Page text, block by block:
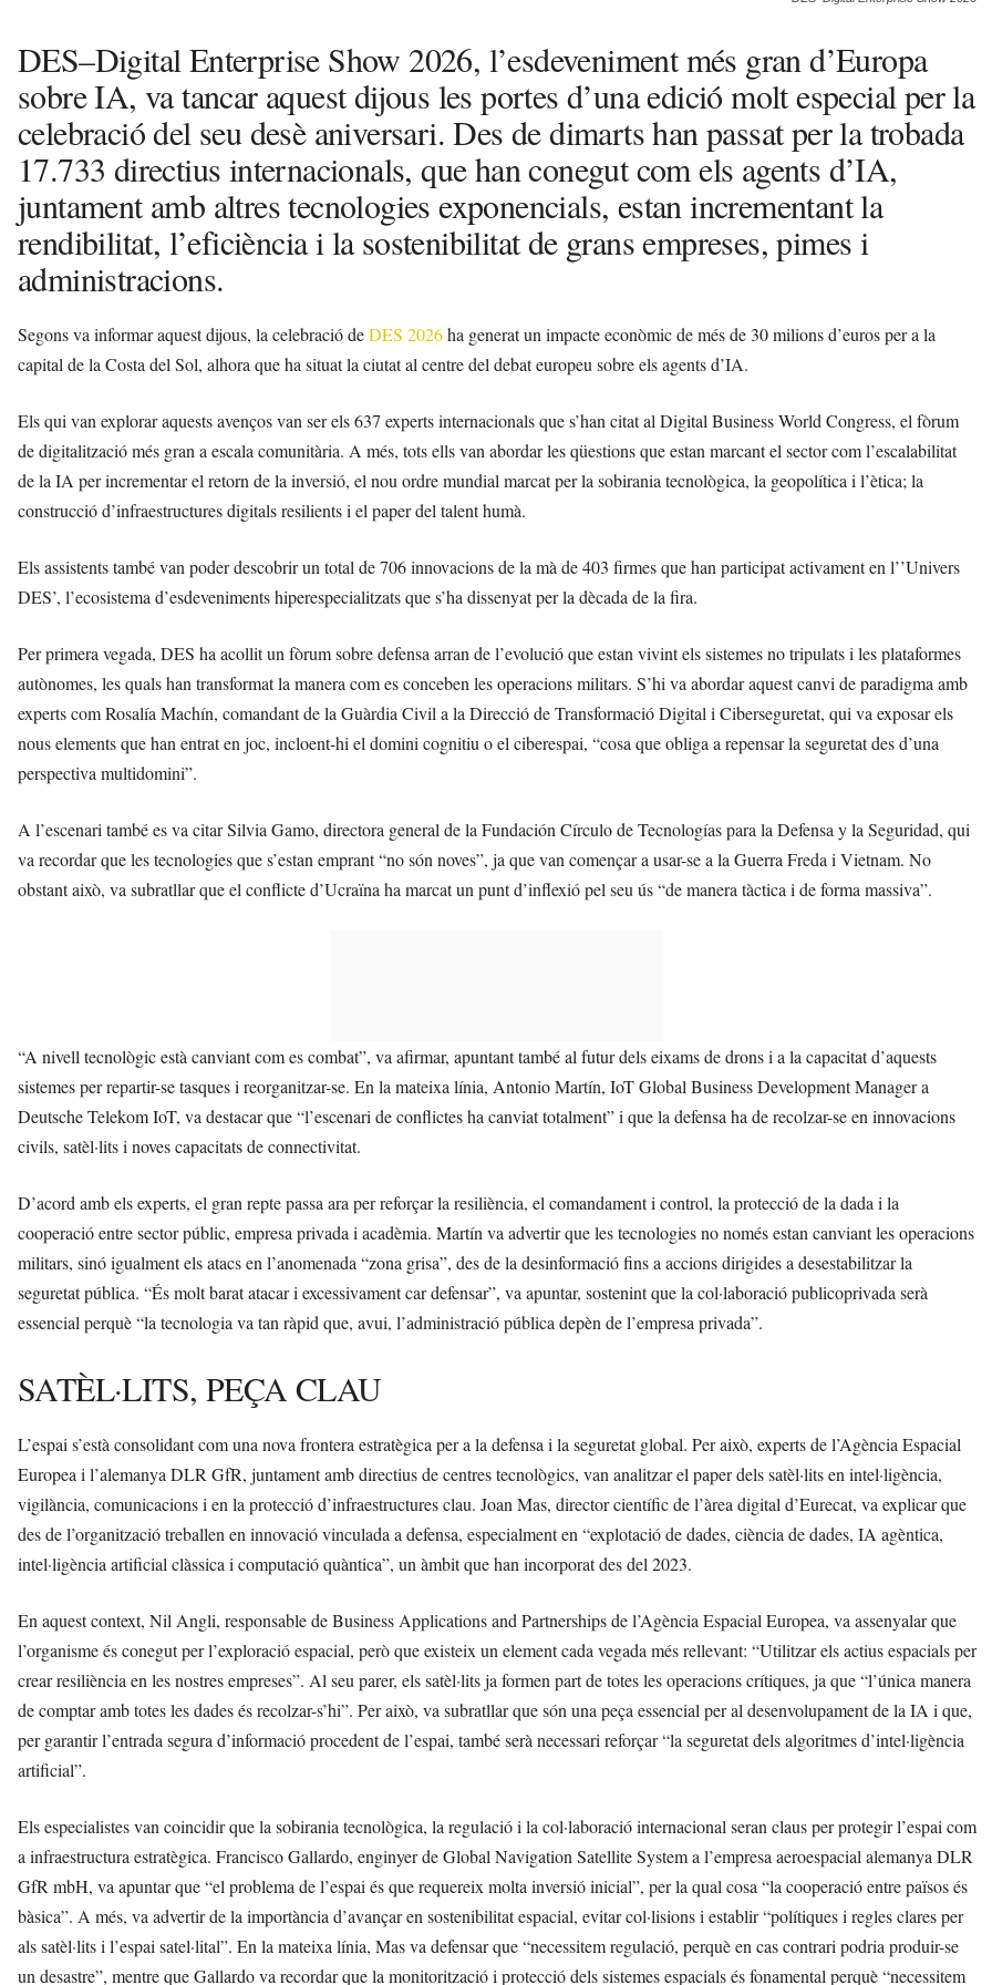
DES–Digital Enterprise Show 2026, l’esdeveniment més gran d’Europa
sobre IA, va tancar aquest dijous les portes d’una edició molt especial per la
celebració del seu desè aniversari. Des de dimarts han passat per la trobada
17.733 directius internacionals, que han conegut com els agents d’IA,
juntament amb altres tecnologies exponencials, estan incrementant la
rendibilitat, l’eficiència i la sostenibilitat de grans empreses, pimes i
administracions.
Segons va informar aquest dijous, la celebració deDES 2026ha generat un impacte econòmic de més de 30 milions d’euros per a la
capital de la Costa del Sol, alhora que ha situat la ciutat al centre del debat europeu sobre els agents d’IA.
Els qui van explorar aquests avenços van ser els 637 experts internacionals que s’han citat al Digital Business World Congress, el fòrum
de digitalització més gran a escala comunitària. A més, tots ells van abordar les qüestions que estan marcant el sector com l’escalabilitat
de la IA per incrementar el retorn de la inversió, el nou ordre mundial marcat per la sobirania tecnològica, la geopolítica i l’ètica; la
construcció d’infraestructures digitals resilients i el paper del talent humà.
Els assistents també van poder descobrir un total de 706 innovacions de la mà de 403 firmes que han participat activament en l’’Univers
DES’, l’ecosistema d’esdeveniments hiperespecialitzats que s’ha dissenyat per la dècada de la fira.
Per primera vegada, DES ha acollit un fòrum sobre defensa arran de l’evolució que estan vivint els sistemes no tripulats i les plataformes
autònomes, les quals han transformat la manera com es conceben les operacions militars. S’hi va abordar aquest canvi de paradigma amb
experts com Rosalía Machín, comandant de la Guàrdia Civil a la Direcció de Transformació Digital i Ciberseguretat, qui va exposar els
nous elements que han entrat en joc, incloent-hi el domini cognitiu o el ciberespai, “cosa que obliga a repensar la seguretat des d’una
perspectiva multidomini”.
A l’escenari també es va citar Silvia Gamo, directora general de la Fundación Círculo de Tecnologías para la Defensa y la Seguridad, qui
va recordar que les tecnologies que s’estan emprant “no són noves”, ja que van començar a usar-se a la Guerra Freda i Vietnam. No
obstant això, va subratllar que el conflicte d’Ucraïna ha marcat un punt d’inflexió pel seu ús “de manera tàctica i de forma massiva”.
“A nivell tecnològic està canviant com es combat”, va afirmar, apuntant també al futur dels eixams de drons i a la capacitat d’aquests
sistemes per repartir-se tasques i reorganitzar-se. En la mateixa línia, Antonio Martín, IoT Global Business Development Manager a
Deutsche Telekom IoT, va destacar que “l’escenari de conflictes ha canviat totalment” i que la defensa ha de recolzar-se en innovacions
civils, satèl·lits i noves capacitats de connectivitat.
D’acord amb els experts, el gran repte passa ara per reforçar la resiliència, el comandament i control, la protecció de la dada i la
cooperació entre sector públic, empresa privada i acadèmia. Martín va advertir que les tecnologies no només estan canviant les operacions
militars, sinó igualment els atacs en l’anomenada “zona grisa”, des de la desinformació fins a accions dirigides a desestabilitzar la
seguretat pública. “És molt barat atacar i excessivament car defensar”, va apuntar, sostenint que la col·laboració publicoprivada serà
essencial perquè “la tecnologia va tan ràpid que, avui, l’administració pública depèn de l’empresa privada”.
SATÈL·LITS, PEÇA CLAU
L’espai s’està consolidant com una nova frontera estratègica per a la defensa i la seguretat global. Per això, experts de l’Agència Espacial
Europea i l’alemanya DLR GfR, juntament amb directius de centres tecnològics, van analitzar el paper dels satèl·lits en intel·ligència,
vigilància, comunicacions i en la protecció d’infraestructures clau. Joan Mas, director científic de l’àrea digital d’Eurecat, va explicar que
des de l’organització treballen en innovació vinculada a defensa, especialment en “explotació de dades, ciència de dades, IA agèntica,
intel·ligència artificial clàssica i computació quàntica”, un àmbit que han incorporat des del 2023.
En aquest context, Nil Angli, responsable de Business Applications and Partnerships de l’Agència Espacial Europea, va assenyalar que
l’organisme és conegut per l’exploració espacial, però que existeix un element cada vegada més rellevant: “Utilitzar els actius espacials per
crear resiliència en les nostres empreses”. Al seu parer, els satèl·lits ja formen part de totes les operacions crítiques, ja que “l’única manera
de comptar amb totes les dades és recolzar-s’hi”. Per això, va subratllar que són una peça essencial per al desenvolupament de la IA i que,
per garantir l’entrada segura d’informació procedent de l’espai, també serà necessari reforçar “la seguretat dels algoritmes d’intel·ligència
artificial”.
Els especialistes van coincidir que la sobirania tecnològica, la regulació i la col·laboració internacional seran claus per protegir l’espai com
a infraestructura estratègica. Francisco Gallardo, enginyer de Global Navigation Satellite System a l’empresa aeroespacial alemanya DLR
GfR mbH, va apuntar que “el problema de l’espai és que requereix molta inversió inicial”, per la qual cosa “la cooperació entre països és
bàsica”. A més, va advertir de la importància d’avançar en sostenibilitat espacial, evitar col·lisions i establir “polítiques i regles clares per
als satèl·lits i l’espai satel·lital”. En la mateixa línia, Mas va defensar que “necessitem regulació, perquè en cas contrari podria produir-se
un desastre”, mentre que Gallardo va recordar que la monitorització i protecció dels sistemes espacials és fonamental perquè “necessitem